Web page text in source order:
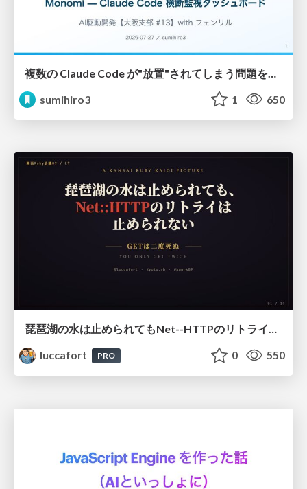
sumihiro3
1 650
琵琶湖の水は止められてもNet--HTTPのリトライは止められない / You might be able to stop the water flow of Lake Biwa but you can't stop Net::HTTP retries
luccafort
PRO 0 550